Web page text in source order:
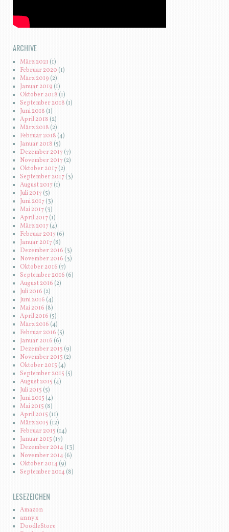
ARCHIVE
März 2021(1)
Februar 2020 (1)
März 2019 (2)
Januar 2019 (1)
Oktober 2018 (1)
September 2018 (1)
Juni 2018 (1)
April 2018 (2)
März 2018 (2)
Februar 2018(4)
Januar 2018 (5)
Dezember 2017(7)
November 2017(2)
Oktober 2017(2)
September 2017(3)
August 2017(1)
Juli 2017(5)
Juni 2017(3)
Mai 2017(3)
April 2017(1)
März 2017(4)
Februar 2017(6)
Januar 2017(8)
Dezember 2016 (3)
November 2016 (3)
Oktober 2016 (7)
September 2016 (6)
August 2016(2)
Juli 2016 (2)
Juni 2016 (4)
Mai 2016 (8)
April 2016 (5)
März 2016 (4)
Februar 2016(5)
Januar 2016 (6)
Dezember 2015 (9)
November 2015 (2)
Oktober 2015 (4)
September 2015 (5)
August 2015 (4)
Juli 2015 (5)
Juni 2015 (4)
Mai 2015(8)
April 2015 (11)
März 2015(12)
Februar 2015 (14)
Januar 2015 (17)
Dezember 2014(13)
November 2014(6)
Oktober 2014(9)
September 2014(8)
LESEZEICHEN
Amazon
anny x
DoodleStore